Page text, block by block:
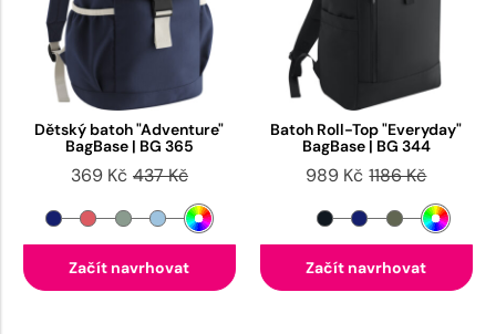
Dětský batoh "Adventure"
BagBase | BG 365
369 Kč 437 Kč
Začít navrhovat
Batoh Roll-Top "Everyday"
BagBase | BG 344
989 Kč 1186 Kč
Začít navrhovat